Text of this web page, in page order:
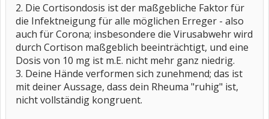
2. Die Cortisondosis ist der maßgebliche Faktor für
die Infektneigung für alle möglichen Erreger - also
auch für Corona; insbesondere die Virusabwehr wird
durch Cortison maßgeblich beeinträchtigt, und eine
Dosis von 10 mg ist m.E. nicht mehr ganz niedrig.
3. Deine Hände verformen sich zunehmend; das ist
mit deiner Aussage, dass dein Rheuma "ruhig" ist,
nicht vollständig kongruent.